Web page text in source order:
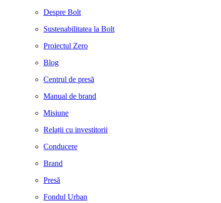
Despre Bolt
Sustenabilitatea la Bolt
Proiectul Zero
Blog
Centrul de presă
Manual de brand
Misiune
Relații cu investitorii
Conducere
Brand
Presă
Fondul Urban